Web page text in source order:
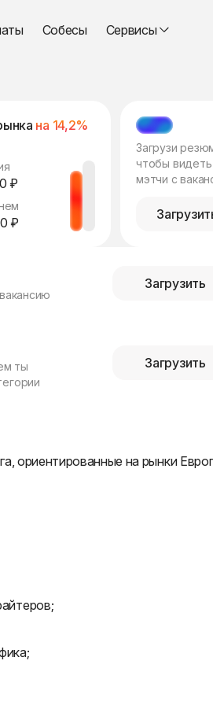
Собесы Сервисы
на 14,2%
₽
₽
МЭТЧ
Загрузи
чтобы видеть
мэтчи с
Загрузить
ты
Загрузить
ориентированные на рынки